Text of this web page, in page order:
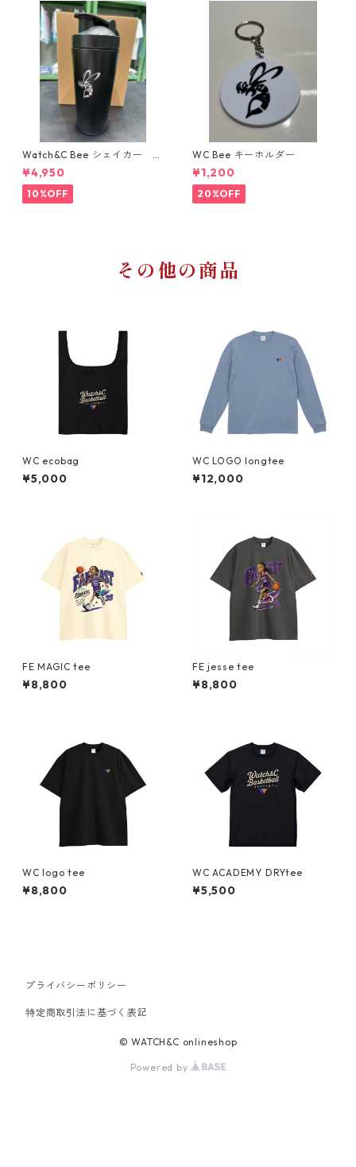
Watch&C Bee シェイカー W
eb限定10点‼️
¥4,950
10%OFF
WC Bee キーホルダー
¥1,200
20%OFF
その他の商品
WC ecobag
¥5,000
WC LOGO longtee
¥12,000
FE MAGIC tee
¥8,800
FE jesse tee
¥8,800
WC logo tee
¥8,800
WC ACADEMY DRYtee
¥5,500
プライバシーポリシー
特定商取引法に基づく表記
© WATCH&C onlineshop
Powered by